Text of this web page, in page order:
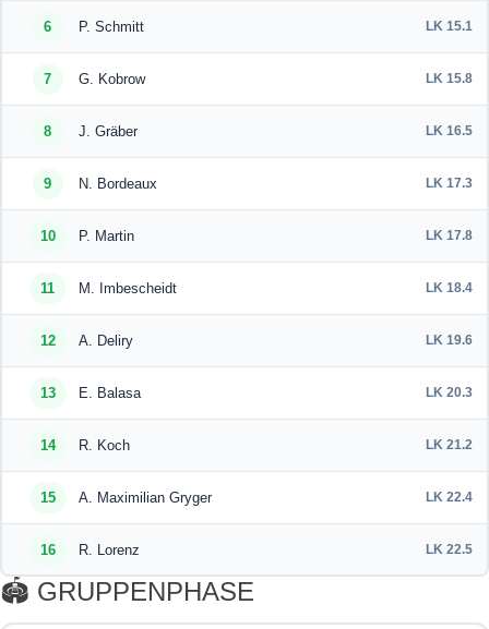
6 P. Schmitt LK 15.1
7 G. Kobrow LK 15.8
8 J. Gräber LK 16.5
9 N. Bordeaux LK 17.3
10 P. Martin LK 17.8
11 M. Imbescheidt LK 18.4
12 A. Deliry LK 19.6
13 E. Balasa LK 20.3
14 R. Koch LK 21.2
15 A. Maximilian Gryger LK 22.4
16 R. Lorenz LK 22.5
🏟️ GRUPPENPHASE